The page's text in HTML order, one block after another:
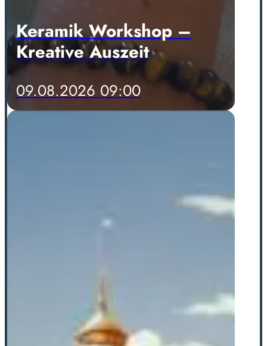
Keramik Workshop –
Kreative Auszeit
09.08.2026 09:00